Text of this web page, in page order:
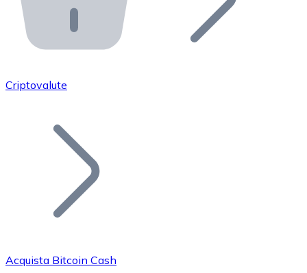
API Bitnovo
Integra la nostra API nel tuo ecosistema.
Unisciti alla nostra rete di rivenditori e
Aggiungi il token del tuo progetto al nostro servizio di
Criptovalute
Acquista Bitcoin Cash